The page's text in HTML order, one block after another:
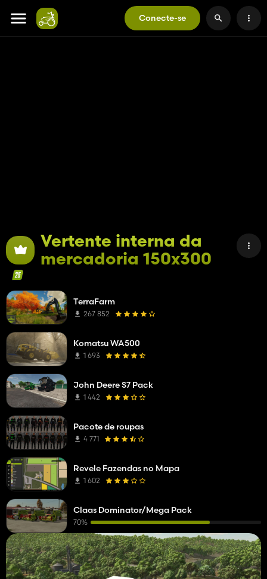
Conecte-se
Vertente interna da
mercadoria 150x300
TerraFarm
267 852
Komatsu WA500
1 693
John Deere S7 Pack
1 442
Pacote de roupas
4 771
Revele Fazendas no Mapa
1 602
Claas Dominator/Mega Pack
70%